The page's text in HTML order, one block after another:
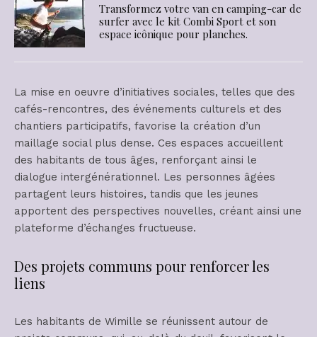
Transformez votre van en camping-car de
surfer avec le kit Combi Sport et son
espace icônique pour planches.
La mise en oeuvre d’initiatives sociales, telles que des
cafés-rencontres, des événements culturels et des
chantiers participatifs, favorise la création d’un
maillage social plus dense. Ces espaces accueillent
des habitants de tous âges, renforçant ainsi le
dialogue intergénérationnel. Les personnes âgées
partagent leurs histoires, tandis que les jeunes
apportent des perspectives nouvelles, créant ainsi une
plateforme d’échanges fructueuse.
Des projets communs pour renforcer les
liens
Les habitants de Wimille se réunissent autour de